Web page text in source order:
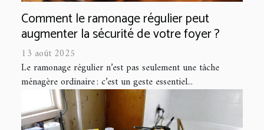
Comment le ramonage régulier peut
augmenter la sécurité de votre foyer ?
13 août 2025
Le ramonage régulier n’est pas seulement une tâche
ménagère ordinaire : c’est un geste essentiel...